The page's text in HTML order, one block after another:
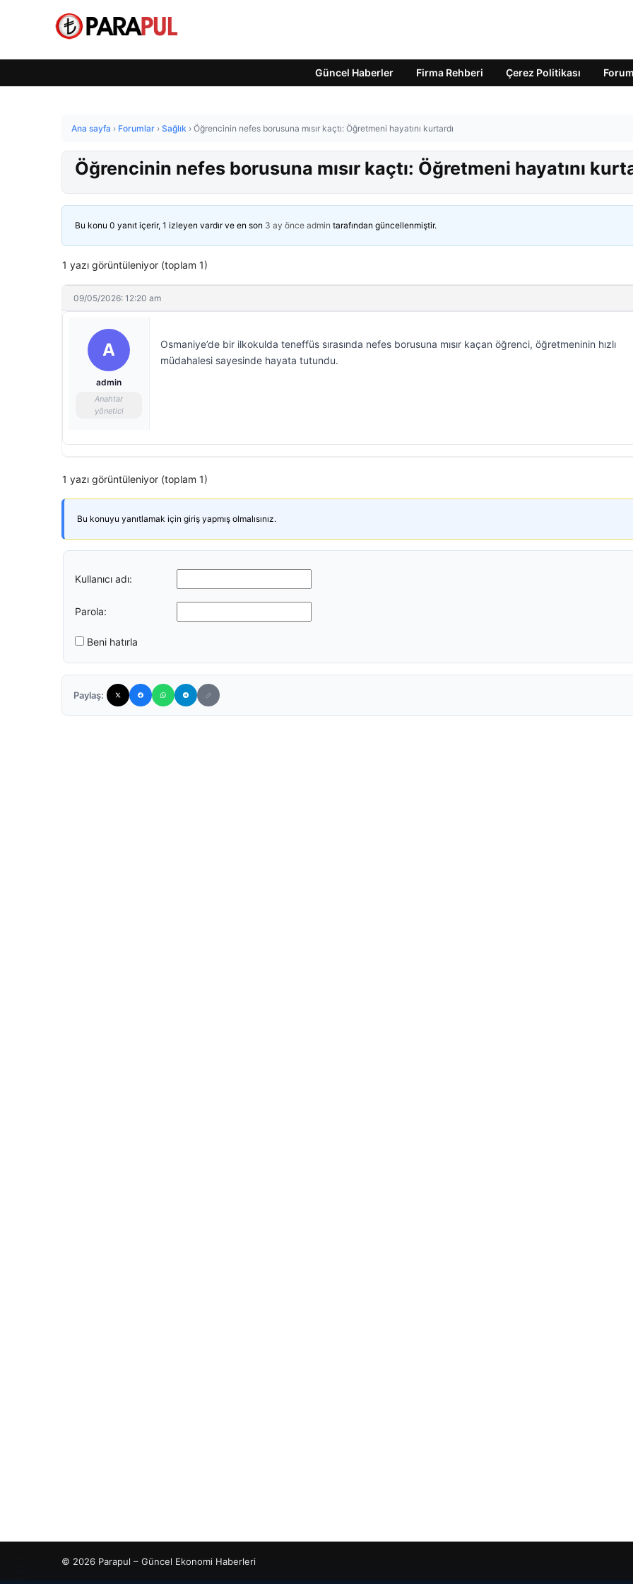
Güncel Haberler Firma Rehberi Çerez Politikası Forum
Ana sayfa › Forumlar › Sağlık › Öğrencinin nefes borusuna mısır kaçtı: Öğretmeni hayatını kurtardı
Öğrencinin nefes borusuna mısır kaçtı: Öğretmeni hayatını
Bu konu 0 yanıt içerir, 1 izleyen vardır ve en son 3 ay önce admin tarafından güncellenmiştir.
1 yazı görüntüleniyor (toplam 1)
09/05/2026: 12:20 am
A
admin
Anahtar
yönetici
Osmaniye’de bir ilkokulda teneffüs sırasında nefes borusuna mısır kaçan öğrenci, öğretmeninin hızlı
müdahalesi sayesinde hayata tutundu.
1 yazı görüntüleniyor (toplam 1)
Bu konuyu yanıtlamak için giriş yapmış olmalısınız.
Kullanıcı adı:
Parola:
Beni hatırla
Paylaş:
© 2026 Parapul – Güncel Ekonomi Haberleri